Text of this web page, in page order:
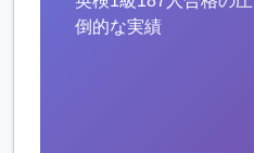
倒的な実績